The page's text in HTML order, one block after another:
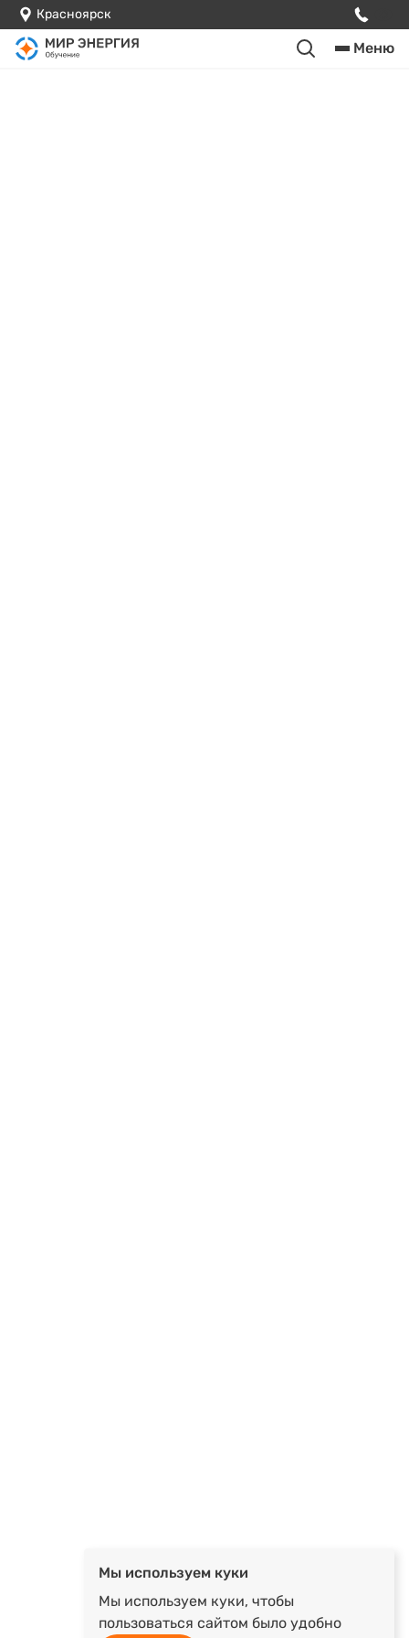
Красноярск
Меню
Мы используем куки
Мы используем куки, чтобы
пользоваться сайтом было удобно